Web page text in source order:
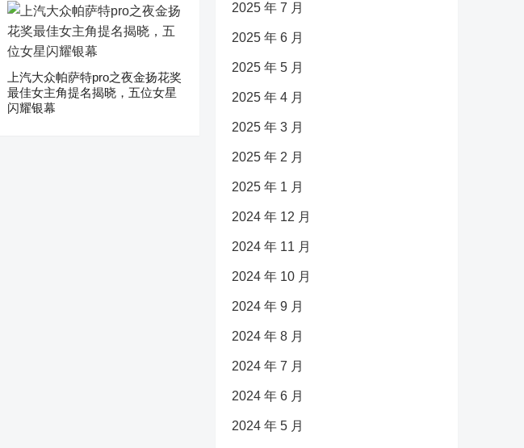
上汽大众帕萨特pro之夜金扬花奖
最佳女主角提名揭晓，五位女星
闪耀银幕
2025 年 7 月
2025 年 6 月
2025 年 5 月
2025 年 4 月
2025 年 3 月
2025 年 2 月
2025 年 1 月
2024 年 12 月
2024 年 11 月
2024 年 10 月
2024 年 9 月
2024 年 8 月
2024 年 7 月
2024 年 6 月
2024 年 5 月